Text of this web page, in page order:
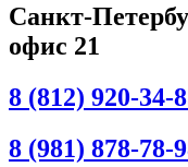
Санкт-
офис 21
8 (812) 920-34-
8 (981) 878-78-